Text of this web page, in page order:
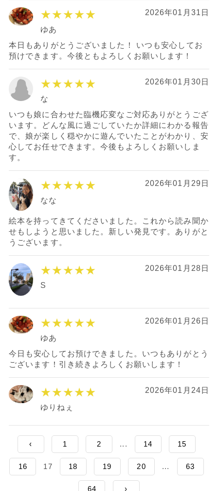
★★★★★ 2026年01月31日
ゆあ
本日もありがとうございました！ いつも安心してお
預けできます。今後ともよろしくお願いします！
★★★★★ 2026年01月30日
な
いつも娘に合わせた臨機応変なご対応ありがとうござ
います。どんな風に過ごしていたか詳細にわかる報告
で、娘が楽しく穏やかに遊んでいたことがわかり、安
心してお任せできます。今後もよろしくお願いしま
す。
★★★★★ 2026年01月29日
なな
絵本を持ってきてくださいました。これから読み聞か
せもしようと思いました。新しい発見です。ありがと
うございます。
★★★★★ 2026年01月28日
S
★★★★★ 2026年01月26日
ゆあ
今日も安心してお預けできました。いつもありがとう
ございます！引き続きよろしくお願いします！
★★★★★ 2026年01月24日
ゆりねぇ
‹ 1 2 ... 14 15
16 17 18 19 20 ... 63
64 ›